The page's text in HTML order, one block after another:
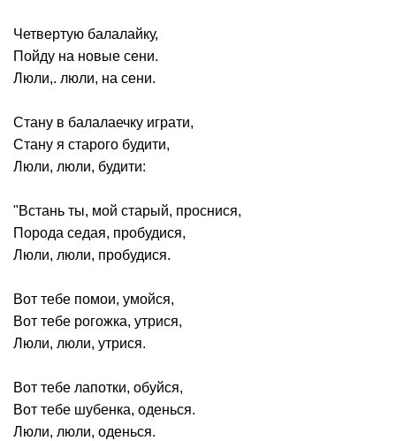
Четвертую балалайку,
Пойду на новые сени.
Люли,. люли, на сени.
Стану в балалаечку играти,
Стану я старого будити,
Люли, люли, будити:
"Встань ты, мой старый, проснися,
Порода седая, пробудися,
Люли, люли, пробудися.
Вот тебе помои, умойся,
Вот тебе рогожка, утрися,
Люли, люли, утрися.
Вот тебе лапотки, обуйся,
Вот тебе шубенка, оденься.
Люли, люли, оденься.